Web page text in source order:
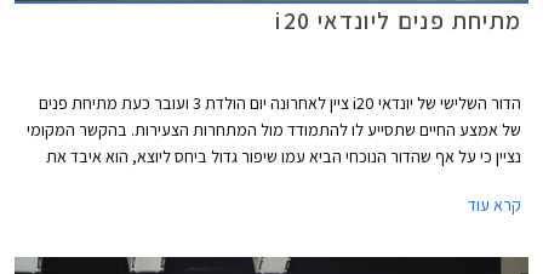
מתיחת פנים ליונדאי i20
הדור השלישי של יונדאי i20 ציין לאחרונה יום הולדת 3 ועובר כעת מתיחת פנים
של אמצע החיים שתסייע לו להתמודד מול המתחרות הצעירות. בהקשר המקומי
נציין כי על אף שהדור הנוכחי הביא עמו שיפור גדול ביחס ליוצא, הוא איבד את
מהמתחרות.
קרא עוד